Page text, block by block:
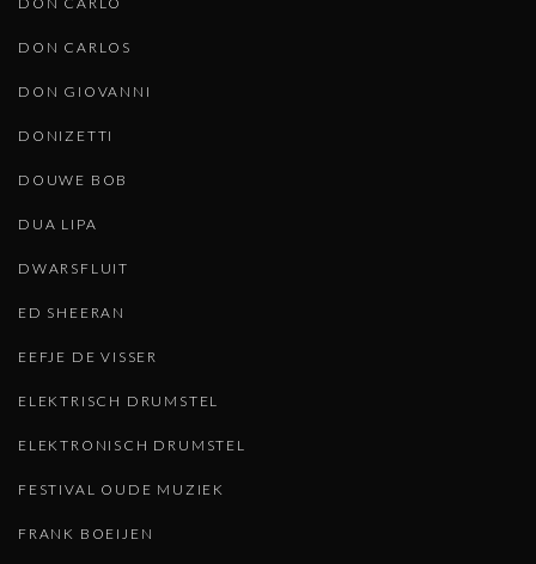
DON CARLOS
DON GIOVANNI
DONIZETTI
DOUWE BOB
DUA LIPA
DWARSFLUIT
ED SHEERAN
EEFJE DE VISSER
ELEKTRISCH DRUMSTEL
ELEKTRONISCH DRUMSTEL
FESTIVAL OUDE MUZIEK
FRANK BOEIJEN